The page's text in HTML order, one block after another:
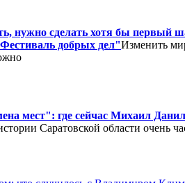
нужно сделать хотя бы первый
добрых дел"Изменить
мест": где сейчас Михаил
Саратовской области очень